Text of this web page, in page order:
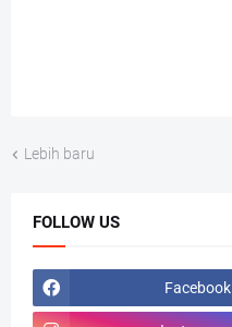
Lebih baru
FOLLOW US
Facebook